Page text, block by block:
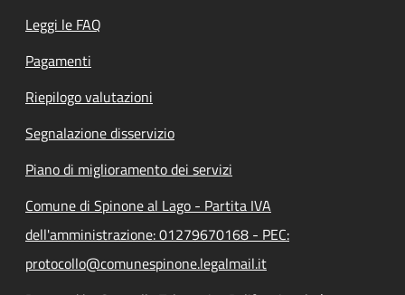
Leggi le FAQ
Pagamenti
Riepilogo valutazioni
Segnalazione disservizio
Piano di miglioramento dei servizi
Comune di Spinone al Lago - Partita IVA
dell'amministrazione: 01279670168 - PEC:
protocollo@comunespinone.legalmail.it